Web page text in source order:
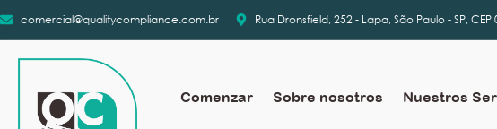
comercial@qualitycompliance.com.br Rua Dronsfield, 252 - Lapa, São Paulo - SP, CEP
Comenzar Sobre nosotros Nuestros